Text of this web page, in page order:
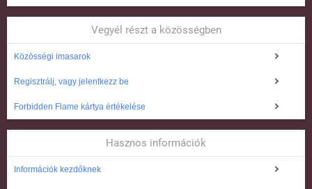
Vegyél részt a közösségben
Közösségi imasarok
Regisztrálj, vagy jelentkezz be
Forbidden Flame kártya értékelése
Hasznos információk
Információk kezdőknek